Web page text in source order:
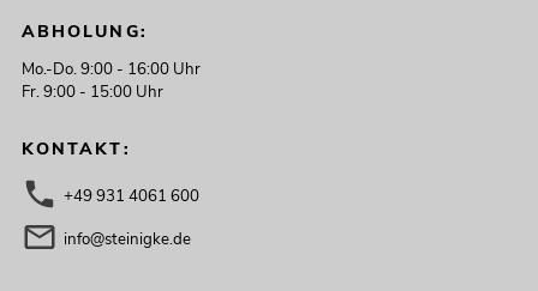
ABHOLUNG:
Mo.-Do. 9:00 - 16:00 Uhr
Fr. 9:00 - 15:00 Uhr
KONTAKT:
+49 931 4061 600
info@steinigke.de